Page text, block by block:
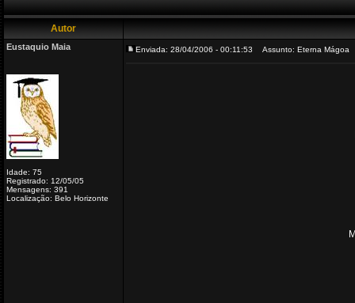
Autor
Eustaquio Maia
Idade: 75
Registrado: 12/05/05
Mensagens: 391
Localização: Belo Horizonte
Enviada: 28/04/2006 - 00:11:53 Assunto: Eterna Mágoa